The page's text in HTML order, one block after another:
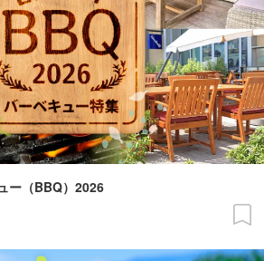
ー（BBQ）2026